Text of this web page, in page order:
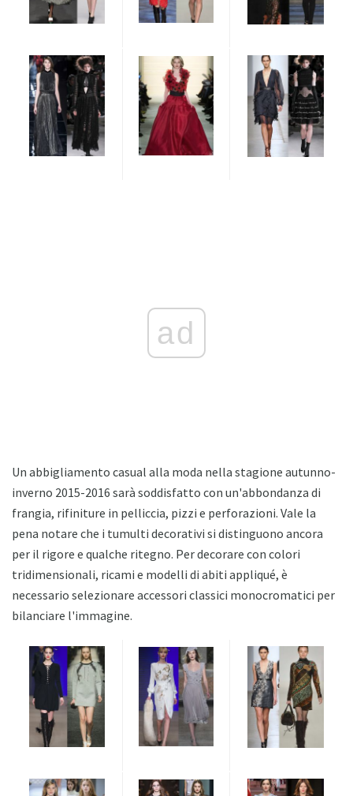
ad
Un abbigliamento casual alla moda nella stagione autunno-
inverno 2015-2016 sarà soddisfatto con un'abbondanza di
frangia, rifiniture in pelliccia, pizzi e perforazioni. Vale la
pena notare che i tumulti decorativi si distinguono ancora
per il rigore e qualche ritegno. Per decorare con colori
tridimensionali, ricami e modelli di abiti appliqué, è
necessario selezionare accessori classici monocromatici per
bilanciare l'immagine.